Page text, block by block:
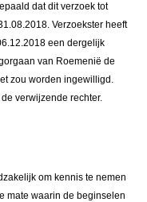
dat dit verzoek tot
Verzoekster heeft
een dergelijk
van Roemenië de
zou worden ingewilligd.
verwijzende rechter.
om kennis te nemen
mate waarin de beginselen